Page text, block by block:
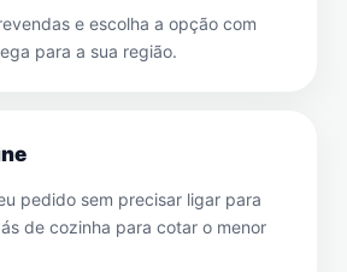
e escolha a opção com
para a sua região.
pedido sem precisar ligar para
de cozinha para cotar o menor